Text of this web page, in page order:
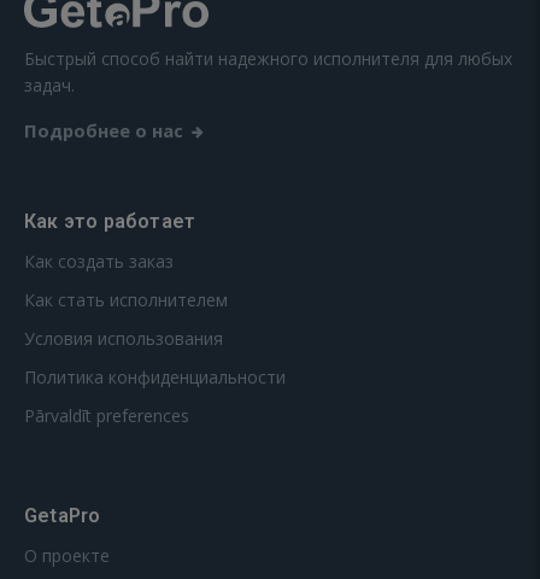
Быстрый способ найти надежного исполнителя для любых
задач.
Подробнее о нас
Как это работает
Как создать заказ
Как стать исполнителем
Условия использования
Политика конфиденциальности
Pārvaldīt preferences
GetaPro
О проекте